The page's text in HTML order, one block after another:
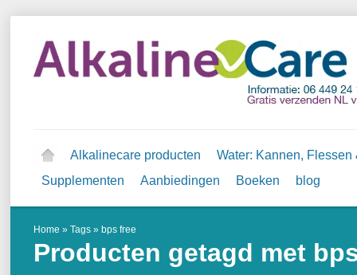
Alkalinecare producten
Water: Kannen, Flessen
Supplementen
Aanbiedingen Boeken blog
Home » Tags » bps free
Producten getagd met